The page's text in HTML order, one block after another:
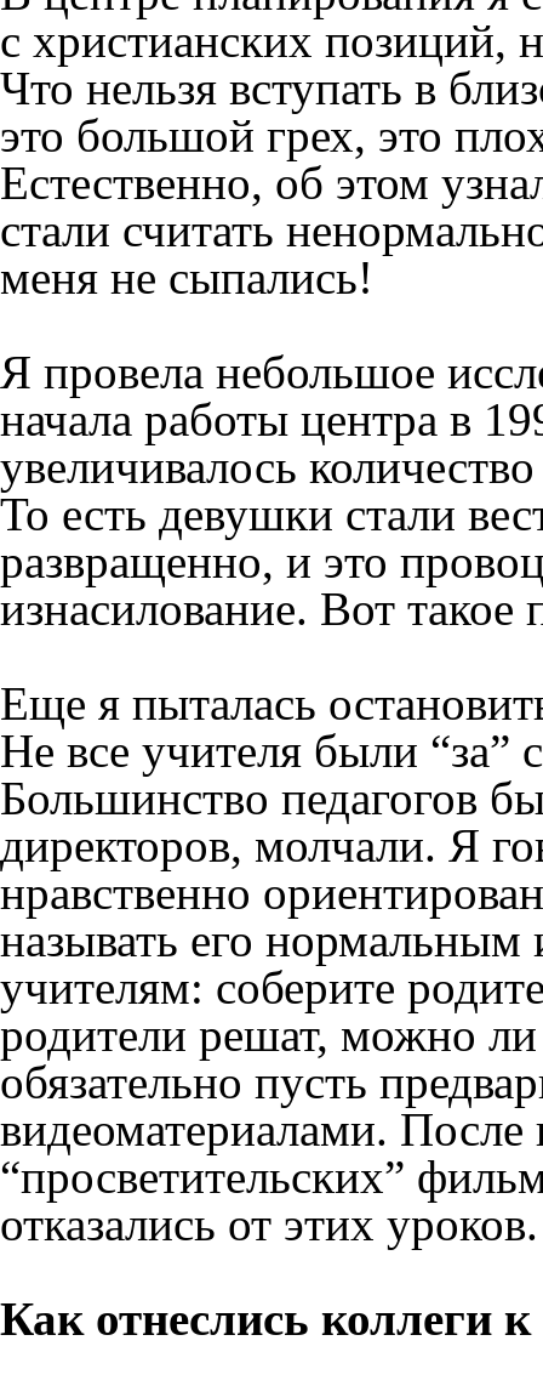
с христианских позиций,
Что нельзя вступать в
это большой грех, это
Естественно, об этом
стали считать
меня не сыпались!
Я провела небольшое
начала работы центра в
увеличивалось
То есть девушки стали
развращенно, и это
изнасилование. Вот такое
Еще я пыталась
Не все учителя были “за”
Большинство педагогов
директоров, молчали. Я
нравственно
называть его нормальным
учителям: соберите
родители решат, можно
обязательно пусть
видеоматериалами. После
“просветительских”
отказались от этих уроков.
Как отнеслись коллеги